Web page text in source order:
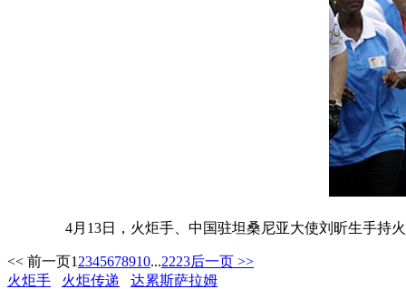
4月13日，火炬手、中国驻坦桑尼亚大使刘昕生手持火
<< 前一页1 2345678910...2223后一页 >>
火炬手
火炬传递 达累斯萨拉姆